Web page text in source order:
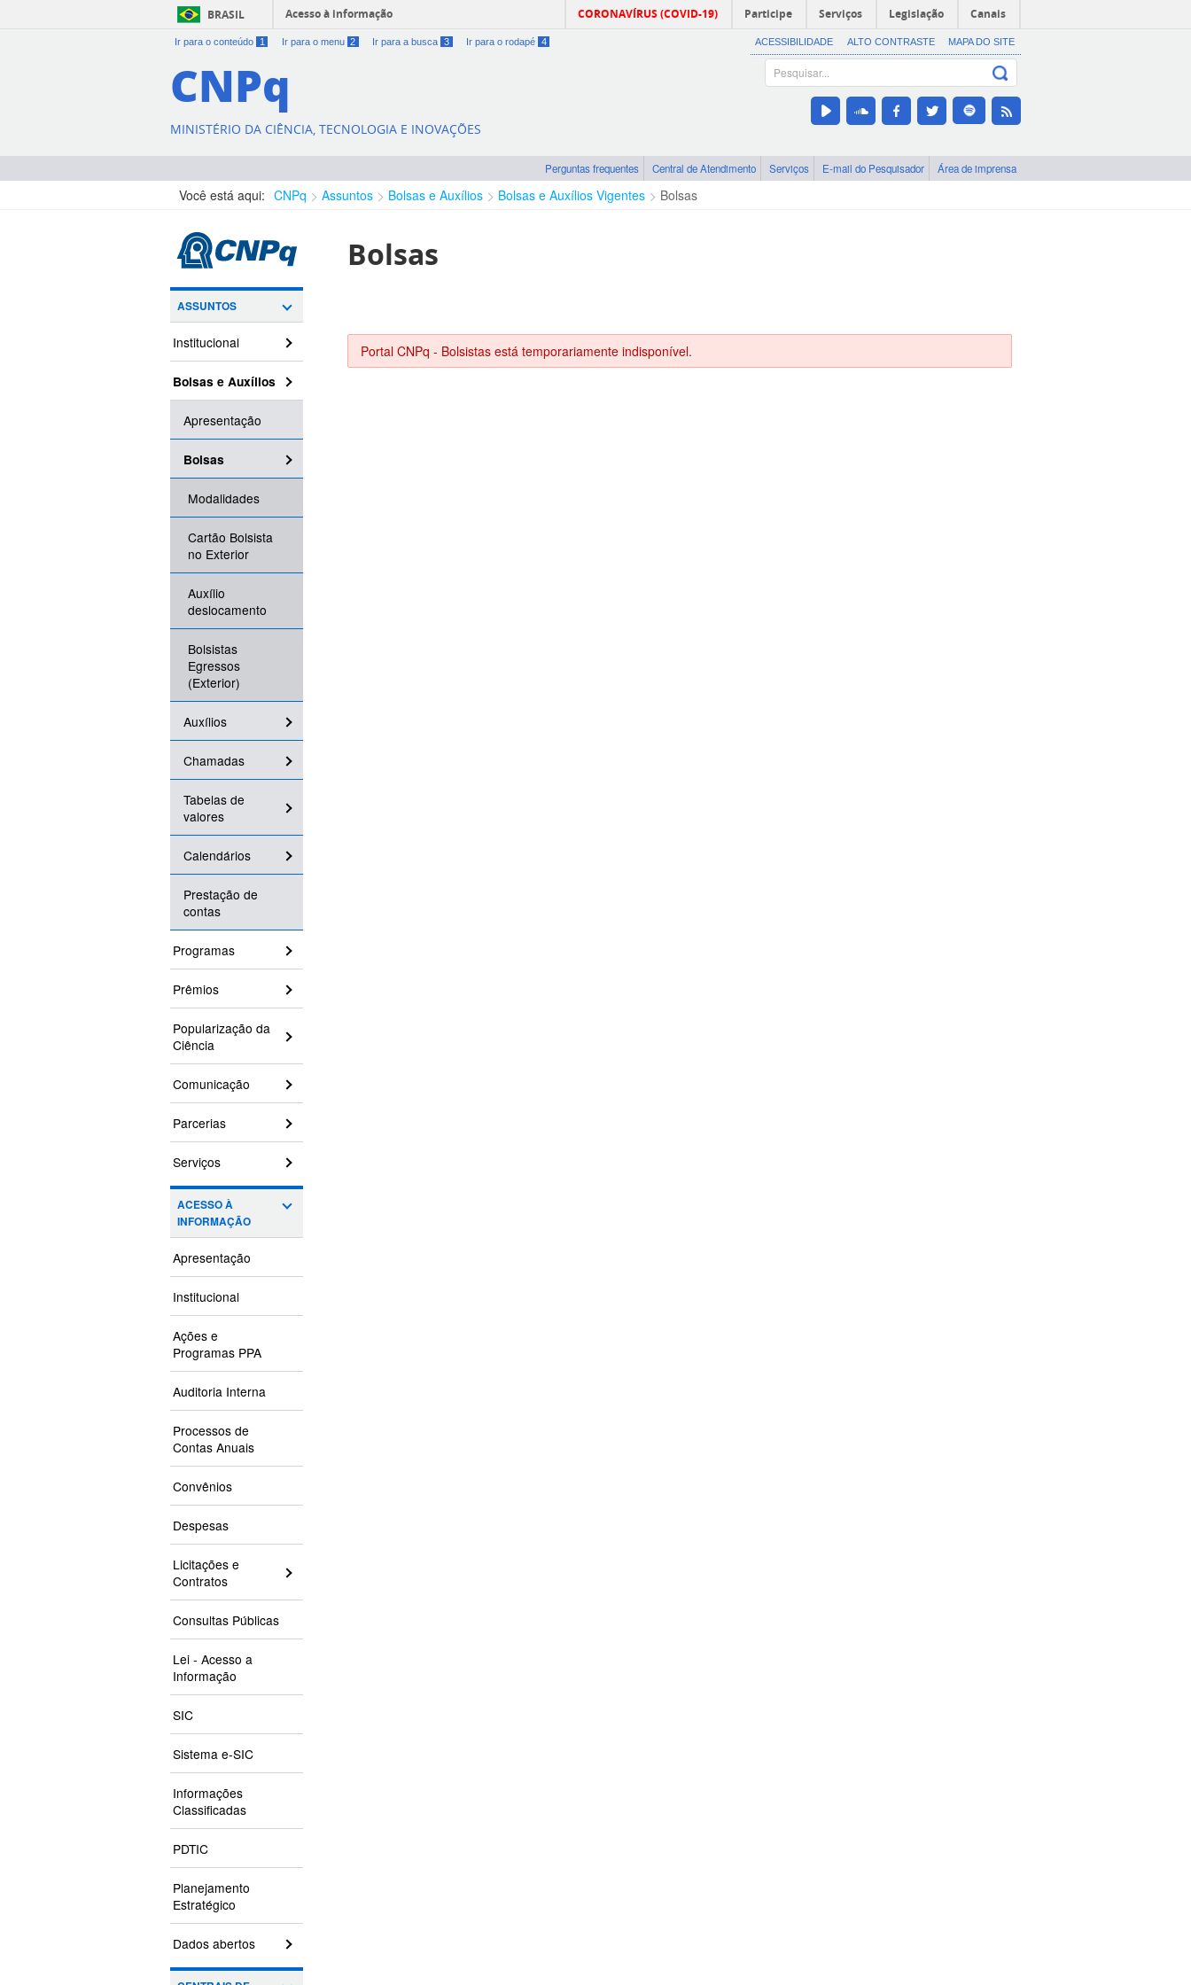
BRASIL Acesso à informação CORONAVÍRUS (COVID-19) Participe Serviços Legislação Canais
Ir para o conteúdo 1 Ir para o menu 2 Ir para a busca 3 Ir para o rodapé 4 ACESSIBILIDADE ALTO CONTRASTE MAPA DO SITE
CNPq
MINISTÉRIO DA CIÊNCIA, TECNOLOGIA E INOVAÇÕES
Perguntas frequentes Central de Atendimento Serviços E-mail do Pesquisador Área de imprensa
Você está aqui: CNPq Assuntos Bolsas e Auxílios Bolsas e Auxílios Vigentes Bolsas
ASSUNTOS
Institucional
Bolsas e Auxílios
Apresentação
Bolsas
Modalidades
Cartão Bolsista
no Exterior
Auxílio
deslocamento
Bolsistas
Egressos
(Exterior)
Auxílios
Chamadas
Tabelas de
valores
Calendários
Prestação de
contas
Programas
Prêmios
Popularização da
Ciência
Comunicação
Parcerias
Serviços
ACESSO À
INFORMAÇÃO
Apresentação
Institucional
Ações e
Programas PPA
Auditoria Interna
Processos de
Contas Anuais
Convênios
Despesas
Licitações e
Contratos
Consultas Públicas
Lei - Acesso a
Informação
SIC
Sistema e-SIC
Informações
Classificadas
PDTIC
Planejamento
Estratégico
Dados abertos
Bolsas
Portal CNPq - Bolsistas está temporariamente indisponível.